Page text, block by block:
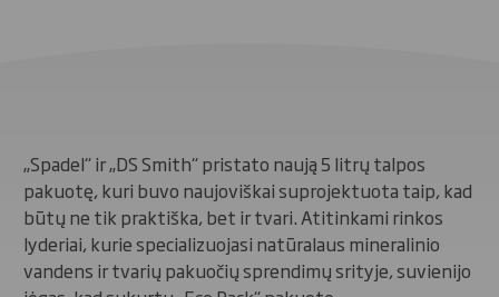
„Spadel“ ir „DS Smith“ pristato naują 5 litrų talpos
pakuotę, kuri buvo naujoviškai suprojektuota taip, kad
būtų ne tik praktiška, bet ir tvari. Atitinkami rinkos
lyderiai, kurie specializuojasi natūralaus mineralinio
vandens ir tvarių pakuočių sprendimų srityje, suvienijo